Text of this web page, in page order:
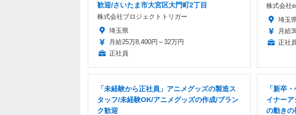
歓迎/さいたま市大宮区大門町2丁目
株式会社プロジェクトトリガー
埼玉県
月給25万8,400円～32万円
正社員
株式会社
埼玉
月給
正社員
「未経験から正社員」アニメグッズの製造ス
タッフ/未経験OK/アニメグッズの作成/ブラン
ク歓迎
「新卒
イナー
の動きの